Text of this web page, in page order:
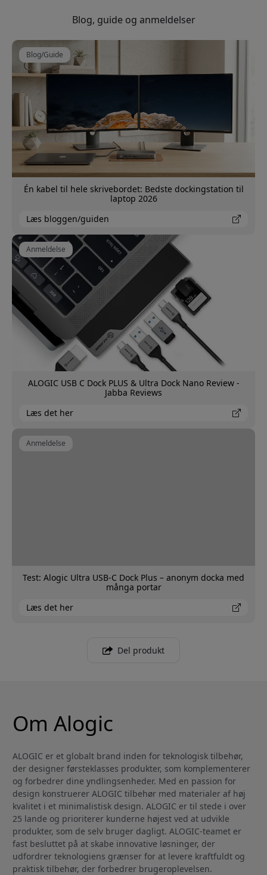
Blog, guide og anmeldelser
Blog/Guide
Én kabel til hele skrivebordet: Bedste dockingstation til
laptop 2026
Læs bloggen/guiden
Anmeldelse
ALOGIC USB C Dock PLUS & Ultra Dock Nano Review -
Jabba Reviews
Læs det her
Anmeldelse
Test: Alogic Ultra USB-C Dock Plus – anonym docka med
många portar
Læs det her
Del produkt
Om Alogic
ALOGIC er et globalt brand inden for teknologisk tilbehør,
der designer førsteklasses produkter, som komplementerer
og forbedrer dine yndlingsenheder. Med en passion for
design konstruerer ALOGIC tilbehør med materialer af høj
kvalitet i et minimalistisk design. ALOGIC er til stede i over
25 lande og prioriterer kunderne højest ved at udvikle
produkter, som de selv bruger dagligt. ALOGIC-teamet er
fast besluttet på at skabe innovative løsninger, der
udfordrer teknologiens grænser for at levere kraftfuldt og
praktisk tilbehør, der forbedrer brugeroplevelsen.